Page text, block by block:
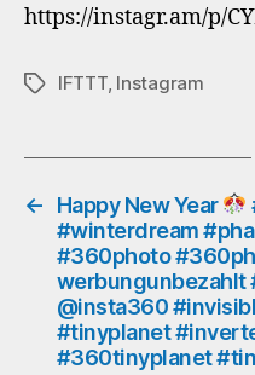
https://instagr.am/p/
Schlagwörter
IFTTT, Instagram
← Happy New Year
#winterdream
#360photo
werbungunbezahlt
@insta360
#tinyplanet
#360tinyplanet